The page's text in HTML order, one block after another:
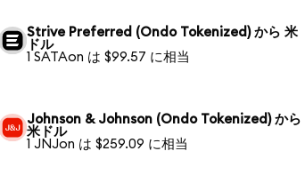
Strive Preferred (Ondo Tokenized) から 米
ドル
1 SATAon は $99.57 に相当
Johnson & Johnson (Ondo Tokenized) から
米ドル
1 JNJon は $259.09 に相当